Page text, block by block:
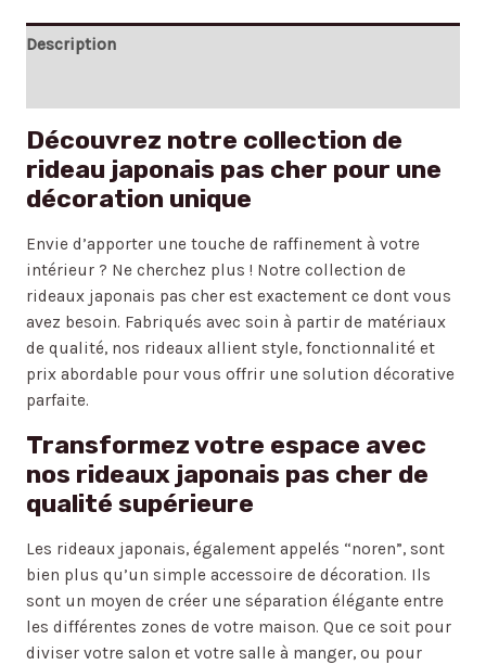
Description
Découvrez notre collection de
rideau japonais pas cher pour une
décoration unique
Envie d’apporter une touche de raffinement à votre
intérieur ? Ne cherchez plus ! Notre collection de
rideaux japonais pas cher est exactement ce dont vous
avez besoin. Fabriqués avec soin à partir de matériaux
de qualité, nos rideaux allient style, fonctionnalité et
prix abordable pour vous offrir une solution décorative
parfaite.
Transformez votre espace avec
nos rideaux japonais pas cher de
qualité supérieure
Les rideaux japonais, également appelés “noren”, sont
bien plus qu’un simple accessoire de décoration. Ils
sont un moyen de créer une séparation élégante entre
les différentes zones de votre maison. Que ce soit pour
diviser votre salon et votre salle à manger, ou pour